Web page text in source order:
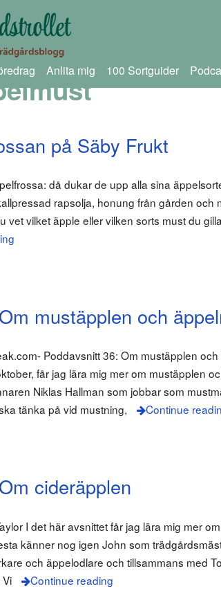
Anlita mig 100 Sortguider
på Säby Frukt
då dukar de upp alla sina
rapsolja, honung från gården och
vet vilket äpple eller vilken sorts must du
mustäpplen och
Poddavsnitt 36: Om mustäpplen
får jag lära mig mer om mustäpplen
Niklas Hallman som jobbar som
tänka på vid mustning,
Continue
cideräpplen
I det här avsnittet får jag lära mig mer
känner nog igen John som
och äppelodlare och tillsammans med
Continue reading